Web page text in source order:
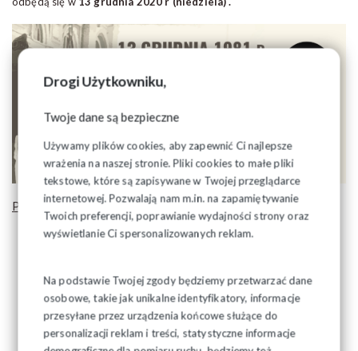
Drogi Użytkowniku,
Twoje dane są bezpieczne
Używamy plików cookies, aby zapewnić Ci najlepsze
wrażenia na naszej stronie. Pliki cookies to małe pliki
tekstowe, które są zapisywane w Twojej przeglądarce
internetowej. Pozwalają nam m.in. na zapamiętywanie
Twoich preferencji, poprawianie wydajności strony oraz
wyświetlanie Ci spersonalizowanych reklam.
Na podstawie Twojej zgody będziemy przetwarzać dane
osobowe, takie jak unikalne identyfikatory, informacje
przesyłane przez urządzenia końcowe służące do
personalizacji reklam i treści, statystyczne informacje
Program obchodów:
Popiełuszki w Białymstoku.
12.30 – złożenie kwiatów pod pomnikiem bł. ks. Jerzego
Popiełuszki w Suchowoli.